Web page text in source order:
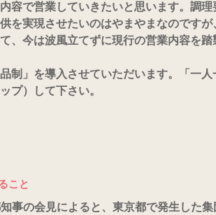
容で営業していきたいと思います。調理
を実現させたいのはやまやまなのですが
、今は波風立てずに現行の営業内容を踏
」を導入させていただいます。「一人
プ）して下さい。
こと
事の会見によると、東京都で発生した集